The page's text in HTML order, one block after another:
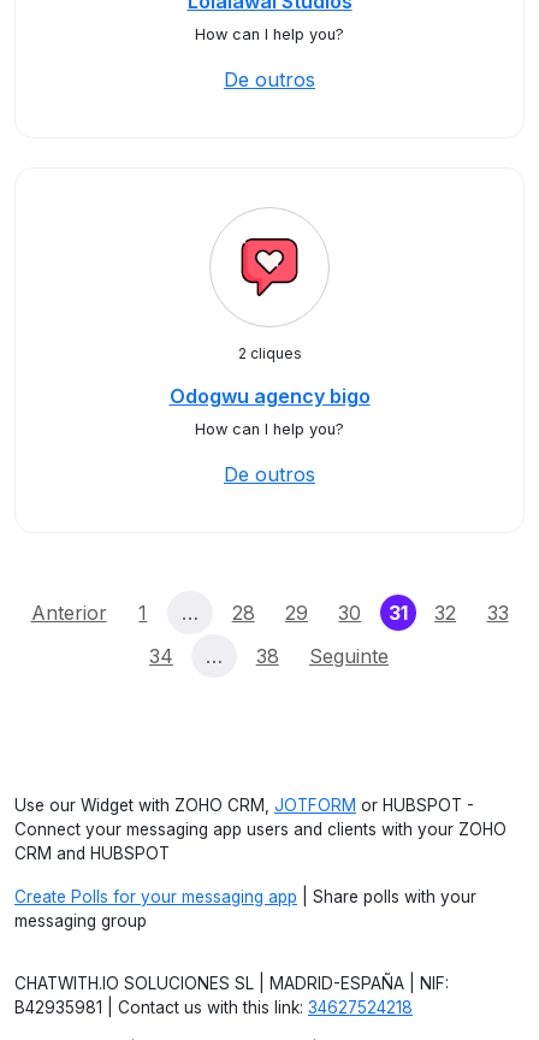
How can I help you?
De outros
2 cliques
Odogwu agency bigo
How can I help you?
De outros
Anterior 1 … 28 29 30 31(current)
32
33
34
… 38 Seguinte
Use our Widget with ZOHO CRM, JOTFORM or HUBSPOT -
Connect your messaging app users and clients with your ZOHO
CRM and HUBSPOT
Create Polls for your messaging app | Share polls with your
messaging group
CHATWITH.IO SOLUCIONES SL | MADRID-ESPAÑA | NIF:
B42935981 | Contact us with this link: 34627524218